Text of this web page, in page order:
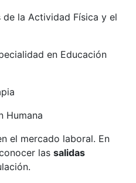
la Actividad Física y el
en Educación
el mercado laboral. En
las salidas